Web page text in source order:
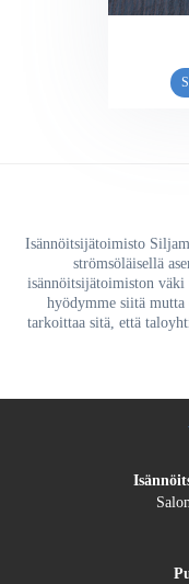
Isännöitsijätoimisto
strömsöläisellä
isännöitsijätoimiston
hyödymme siitä
tarkoittaa sitä, että